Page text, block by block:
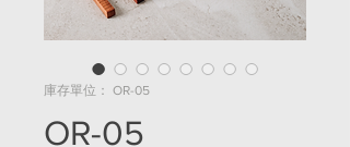
庫存單位： OR-05
OR-05